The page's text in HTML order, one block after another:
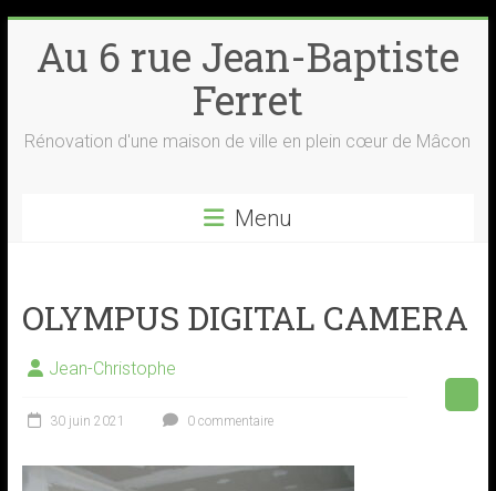
content
Au 6 rue Jean-Baptiste
Ferret
Rénovation d'une maison de ville en plein cœur de Mâcon
Menu
OLYMPUS DIGITAL CAMERA
Jean-Christophe
30 juin 2021 0 commentaire